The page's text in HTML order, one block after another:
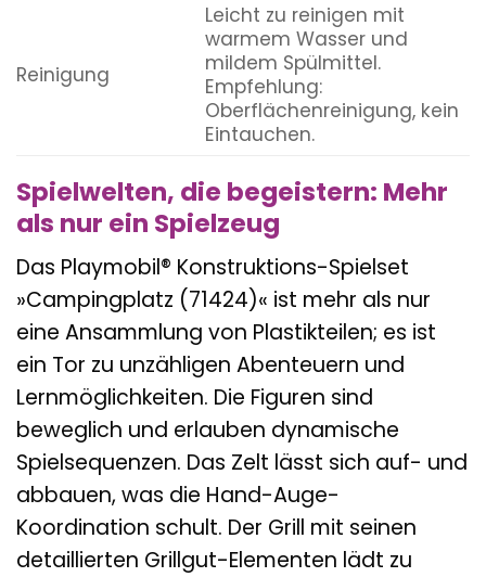
Reinigung
Leicht zu reinigen mit
warmem Wasser und
mildem Spülmittel.
Empfehlung:
Oberflächenreinigung, kein
Eintauchen.
Spielwelten, die begeistern: Mehr
als nur ein Spielzeug
Das Playmobil® Konstruktions-Spielset
»Campingplatz (71424)« ist mehr als nur
eine Ansammlung von Plastikteilen; es ist
ein Tor zu unzähligen Abenteuern und
Lernmöglichkeiten. Die Figuren sind
beweglich und erlauben dynamische
Spielsequenzen. Das Zelt lässt sich auf- und
abbauen, was die Hand-Auge-
Koordination schult. Der Grill mit seinen
detaillierten Grillgut-Elementen lädt zu